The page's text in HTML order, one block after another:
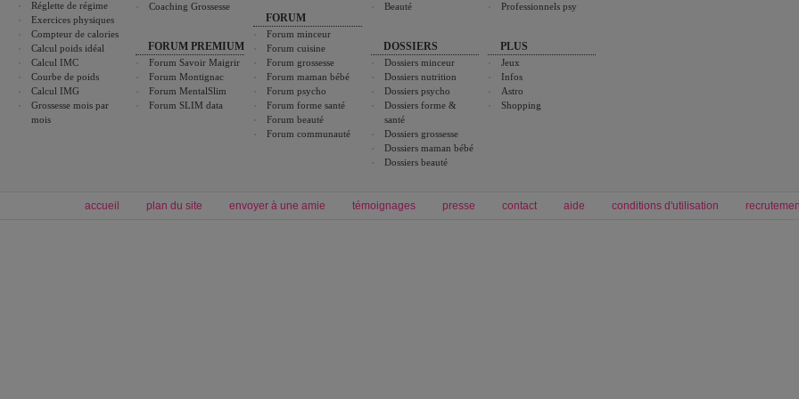
Réglette de régime
Exercices physiques
Compteur de calories
Calcul poids idéal
Calcul IMC
Courbe de poids
Calcul IMG
Grossesse mois par
mois
Coaching Grossesse
FORUM PREMIUM
Forum Savoir Maigrir
Forum Montignac
Forum MentalSlim
Forum SLIM data
FORUM
Forum minceur
Forum cuisine
Forum grossesse
Forum maman bébé
Forum psycho
Forum forme santé
Forum beauté
Forum communauté
Beauté
DOSSIERS
Dossiers minceur
Dossiers nutrition
Dossiers psycho
Dossiers forme &
santé
Dossiers grossesse
Dossiers maman bébé
Dossiers beauté
Professionnels psy
PLUS
Jeux
Infos
Astro
Shopping
accueil plan du site envoyer à une amie témoignages presse contact aide conditions d'utilisation